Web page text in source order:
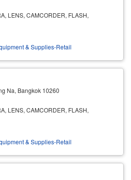
LENS, CAMCORDER, FLASH,
& Supplies-Retail
Na, Bangkok 10260
LENS, CAMCORDER, FLASH,
& Supplies-Retail